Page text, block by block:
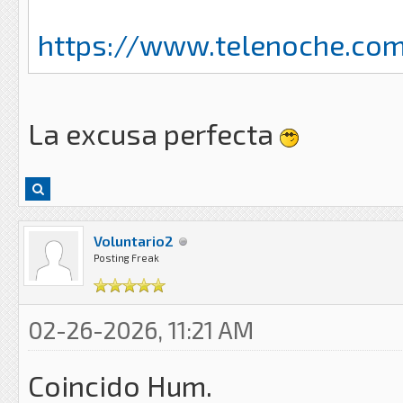
https://
La excusa perfecta
Voluntario2
Posting Freak
02-26-2026, 11:21 AM
Coincido Hum.